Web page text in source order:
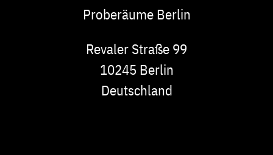
Proberäume Berlin
Revaler Straße 99
10245 Berlin
Deutschland